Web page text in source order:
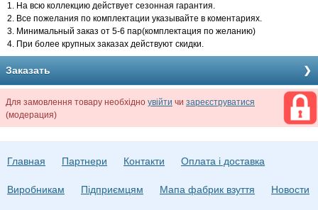
На всю коллекцию действует сезонная гарантия.
Все пожелания по комплектации указывайте в коментариях.
Минимальный заказ от 5-6 пар(комплектация по желанию)
При более крупных заказах действуют скидки.
Заказать
Для замовлення товару необхідно увійти чи зареєструватися
(модерация)
Главная Партнери Контакти Оплата і доставка
Виробникам Підприємцям Мапа фабрик взуття Новости